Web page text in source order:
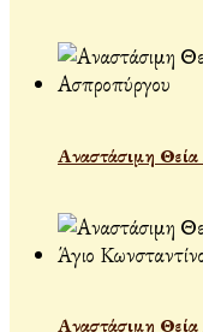
Αναστάσιμη Θεία
Αναστάσιμη Θεία